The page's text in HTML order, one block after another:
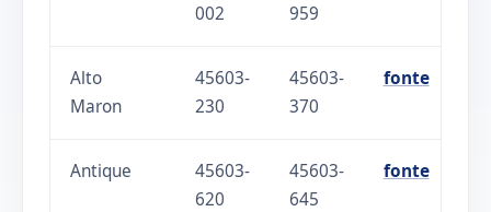
002
959
Alto
Maron
45603-
230
45603-
370
fonte
Antique
45603-
620
45603-
645
fonte